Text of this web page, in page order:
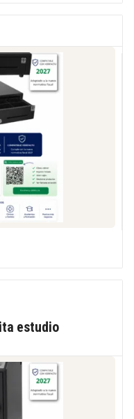
estudio